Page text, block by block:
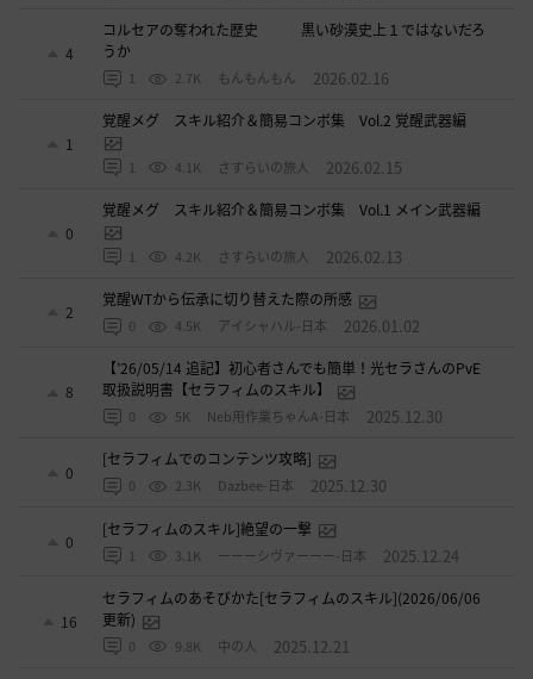
4
コルセアの奪われた歴史 黒い砂漠史上１ではないだろ
うか
1 2.7K もんもんもん 2026.02.16
1
覚醒メグ スキル紹介＆簡易コンボ集 Vol.2 覚醒武器編
1 4.1K さすらいの旅人 2026.02.15
0
覚醒メグ スキル紹介＆簡易コンボ集 Vol.1 メイン武器編
1 4.2K さすらいの旅人 2026.02.13
2
覚醒WTから伝承に切り替えた際の所感
0 4.5K アイシャハル-日本 2026.01.02
8
【’26/05/14 追記】初心者さんでも簡単！光セラさんのPvE
取扱説明書【セラフィムのスキル】
0 5K Neb用作業ちゃんA-日本 2025.12.30
0
[セラフィムでのコンテンツ攻略]
0 2.3K Dazbee-日本 2025.12.30
0
[セラフィムのスキル]絶望の一撃
1 3.1K ーーーシヴァーーー-日本 2025.12.24
16
セラフィムのあそびかた[セラフィムのスキル](2026/06/06
更新)
0 9.8K 中の人 2025.12.21